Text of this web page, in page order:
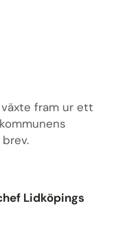
fram ur ett
Lidköpings